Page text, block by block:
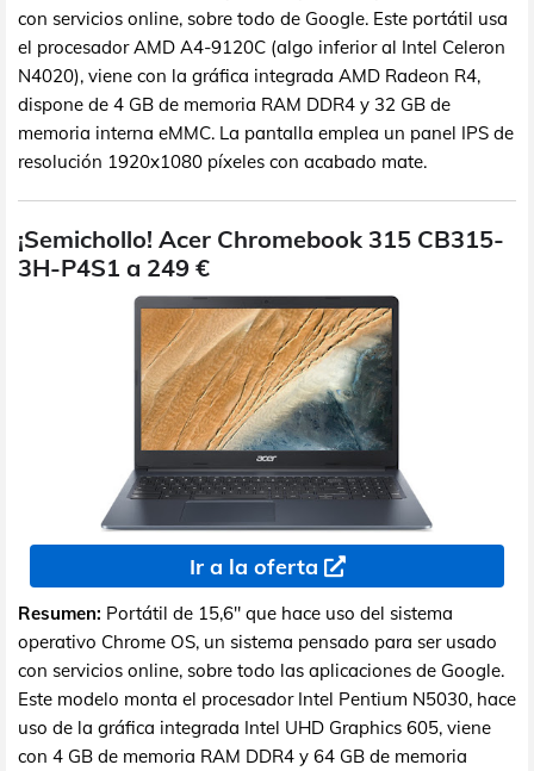
con servicios online, sobre todo de Google. Este portátil usa
el procesador AMD A4-9120C (algo inferior al Intel Celeron
N4020), viene con la gráfica integrada AMD Radeon R4,
dispone de 4 GB de memoria RAM DDR4 y 32 GB de
memoria interna eMMC. La pantalla emplea un panel IPS de
resolución 1920x1080 píxeles con acabado mate.
¡Semichollo! Acer Chromebook 315 CB315-
3H-P4S1 a 249 €
Ir a la oferta
Resumen: Portátil de 15,6" que hace uso del sistema
operativo Chrome OS, un sistema pensado para ser usado
con servicios online, sobre todo las aplicaciones de Google.
Este modelo monta el procesador Intel Pentium N5030, hace
uso de la gráfica integrada Intel UHD Graphics 605, viene
con 4 GB de memoria RAM DDR4 y 64 GB de memoria